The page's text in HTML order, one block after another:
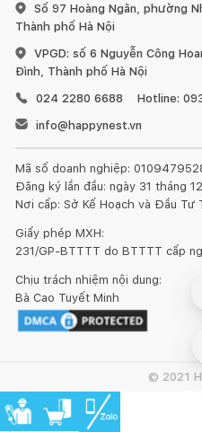
1. Đối với đồ gỗ ngoài trời:
cạnh bể bơi, nên chọn những
tiếp, tốt nhất là dưới bóng râm
hoặc quá lạnh cần một lớp vải
Khoảng 3 - 6 tháng một lần
bảo quản gỗ chuyên dùng. Các
khả năng thẩm thấu sâu vào
chống chịu mưa, nắng, tia tử
gỗ khi gặp thời tiết nóng,
Trong quá trình thực hiện
nơi khô ráo, không để bị dính
Số 97 Hoàng Ngân, phường
Thành phố Hà Nội
VPGD: số 6 Nguyễn Công
Đình, Thành phố Hà Nội
024 2280 6688
Hotline:
info@happynest.vn
Mã số doanh nghiệp:
Đăng ký lần đầu: ngày 31 tháng
Nơi cấp: Sở Kế Hoạch và Đầu Tư
Giấy phép MXH:
231/GP-BTTTT do BTTTT cấp
Chịu trách nhiệm nội dung:
Bà Cao Tuyết Minh
© 2021